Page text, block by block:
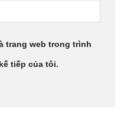
trang web trong trình
tiếp của tôi.